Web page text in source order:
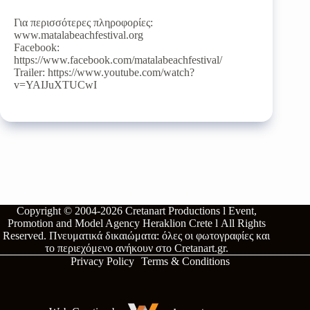
Για περισσότερες πληροφορίες:
www.matalabeachfestival.org
Facebook:
https://www.facebook.com/matalabeachfestival/
Trailer: https://www.youtube.com/watch?
v=YAIJuXTUCwI
Copyright © 2004-2026 Cretanart Productions l Event,
Promotion and Model Agency Heraklion Crete l All Rights
Reserved.Πνευματικά δικαιώματα: όλες οι φωτογραφίες και
το περιεχόμενο ανήκουν στο Cretanart.gr.
Privacy Policy Terms & Conditions